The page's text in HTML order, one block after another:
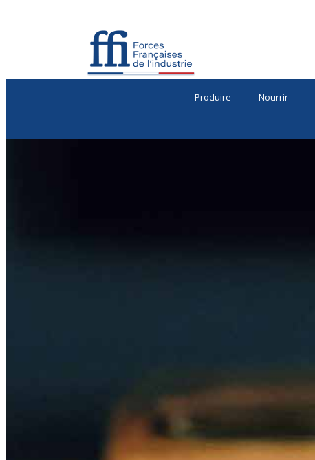
Produire Nourrir